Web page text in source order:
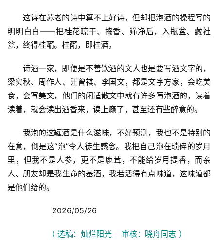
这诗在苏老的诗中算不上好诗，但却把泡酒的操程写的
明明白白——把桂花晾干、捣香、筛净后，入瓶盆、藏社
瓮，终得桂醑。桂醑，即桂酒。
诗酒一家，即便是不善饮酒的文人也是要写酒文字的，
梁实秋、周作人、汪曾祺、李国文，都是文字方家，会吃美
食，会写美文，他们的闲适散文中就有许多写泡酒的，读着
读着，就会读出酒香来，读上瘾了，甚至还有些醉意的。
我泡的这罐酒是什么滋味，不好预测，我也不是特别的
在意，倒是这“泡”令人徒生感念。我把自己泡在琐碎的岁月
里，但我不是人参，更不是鹿茸，不能给岁月提香，而亲
人、朋友却是我生命的基酒，我若活得有点味道，这味道都
是他们给的。
2026/05/26
（ 选稿：灿烂阳光    审核：晓舟同志 ）